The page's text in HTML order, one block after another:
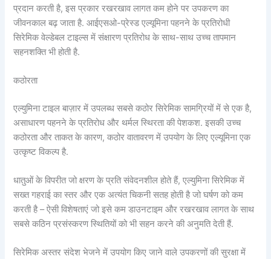
प्रदान करती है, इस प्रकार रखरखाव लागत कम होने पर उपकरण का
जीवनकाल बढ़ जाता है. आईएसओ-प्रेस्ड एल्यूमिना पहनने के प्रतिरोधी
सिरेमिक वेल्डेबल टाइल्स में संक्षारण प्रतिरोध के साथ-साथ उच्च तापमान
सहनशक्ति भी होती है.
कठोरता
एल्युमिना टाइल बाज़ार में उपलब्ध सबसे कठोर सिरेमिक सामग्रियों में से एक है,
असाधारण पहनने के प्रतिरोध और थर्मल स्थिरता की पेशकश. इसकी उच्च
कठोरता और ताकत के कारण, कठोर वातावरण में उपयोग के लिए एल्यूमिना एक
उत्कृष्ट विकल्प है.
धातुओं के विपरीत जो क्षरण के प्रति संवेदनशील होते हैं, एल्युमिना सिरेमिक में
सख्त गहराई का स्तर और एक अत्यंत चिकनी सतह होती है जो घर्षण को कम
करती है – ऐसी विशेषताएं जो इसे कम डाउनटाइम और रखरखाव लागत के साथ
सबसे कठिन प्रसंस्करण स्थितियों को भी सहन करने की अनुमति देती हैं.
सिरेमिक अस्तर संदेश भेजने में उपयोग किए जाने वाले उपकरणों की सुरक्षा में